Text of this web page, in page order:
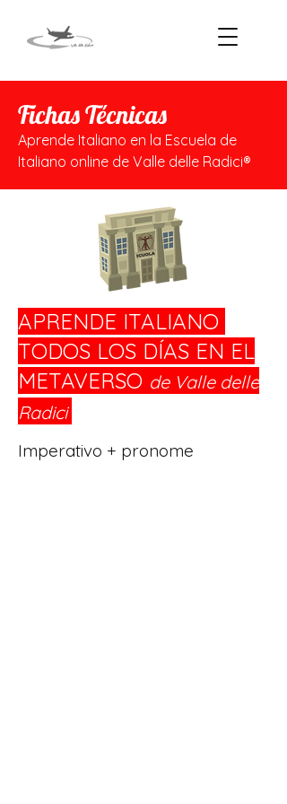
Fichas Técnicas
Aprende Italiano en la Escuela de
Italiano online de Valle delle Radici®
APRENDE ITALIANO
TODOS LOS DÍAS EN EL
METAVERSO de Valle delle
Radici
Imperativo + pronome